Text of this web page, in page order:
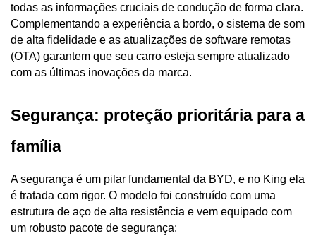
todas as informações cruciais de condução de forma clara.
Complementando a experiência a bordo, o sistema de som
de alta fidelidade e as atualizações de software remotas
(OTA) garantem que seu carro esteja sempre atualizado
com as últimas inovações da marca.
Segurança: proteção prioritária para a
família
A segurança é um pilar fundamental da BYD, e no King ela
é tratada com rigor. O modelo foi construído com uma
estrutura de aço de alta resistência e vem equipado com
um robusto pacote de segurança: